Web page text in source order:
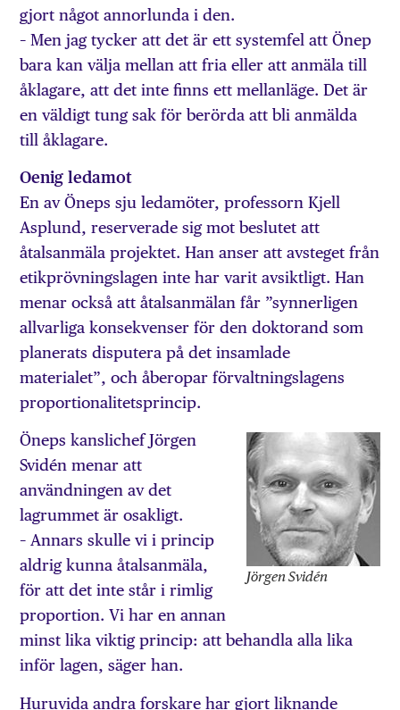
gjort något annorlunda i den.
– Men jag tycker att det är ett systemfel att Önep
bara kan välja mellan att fria eller att anmäla till
åklagare, att det inte finns ett mellanläge. Det är
en väldigt tung sak för berörda att bli anmälda
till åklagare.
Oenig ledamot
En av Öneps sju ledamöter, professorn Kjell
Asplund, reserverade sig mot beslutet att
åtalsanmäla projektet. Han anser att avsteget från
etikprövningslagen inte har varit avsiktligt. Han
menar också att åtalsanmälan får ”synnerligen
allvarliga konsekvenser för den doktorand som
planerats disputera på det insamlade
materialet”, och åberopar förvaltningslagens
proportionalitetsprincip.
Jörgen Svidén
Öneps kanslichef Jörgen
Svidén menar att
användningen av det
lagrummet är osakligt.
– Annars skulle vi i princip
aldrig kunna åtalsanmäla,
för att det inte står i rimlig
proportion. Vi har en annan
minst lika viktig princip: att behandla alla lika
inför lagen, säger han.
Huruvida andra forskare har gjort liknande